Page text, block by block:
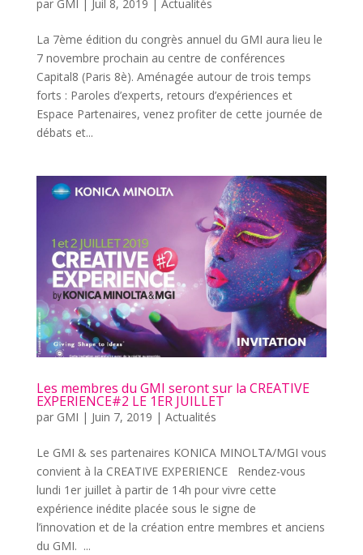
par GMI | Juil 8, 2019 | Actualités
La 7ème édition du congrès annuel du GMI aura lieu le
7 novembre prochain au centre de conférences
Capital8 (Paris 8è). Aménagée autour de trois temps
forts : Paroles d’experts, retours d’expériences et
Espace Partenaires, venez profiter de cette journée de
débats et...
Les membres du GMI seront sur la CREATIVE
EXPERIENCE#2 LE 1ER JUILLET
par GMI | Juin 7, 2019 | Actualités
Le GMI & ses partenaires KONICA MINOLTA/MGI vous
convient à la CREATIVE EXPERIENCE Rendez-vous
lundi 1er juillet à partir de 14h pour vivre cette
expérience inédite placée sous le signe de
l’innovation et de la création entre membres et anciens
du GMI. ...